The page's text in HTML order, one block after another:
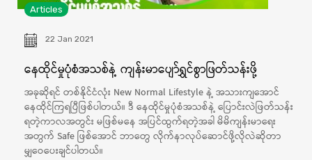
Articles
22 Jan 2021
နေထိုင်မှုပုံစံအသစ်နဲ့ ကျန်းမာပျော်ရွှင်စွာဖြတ်သန်းဖို့
အခုဆိုရင် တစ်နိုင်ငံလုံး New Normal Lifestyle နဲ့ အသားကျအောင်
နေထိုင်ကြရပြီဖြစ်ပါတယ်။ ဒီ နေထိုင်မှုပုံစံအသစ်နဲ့ ပြောင်းလဲဖြတ်သန်း
ရတဲ့ကာလအတွင်း မဖြစ်မနေ အပြင်ထွက်ရတဲ့အခါ မိမိကျန်းမာရေး
အတွက် Safe ဖြစ်အောင် ဘာတွေ လိုက်နာလုပ်ဆောင်ဖို့လိုလဲဆိုတာ
မျှဝေပေးချင်ပါတယ်။